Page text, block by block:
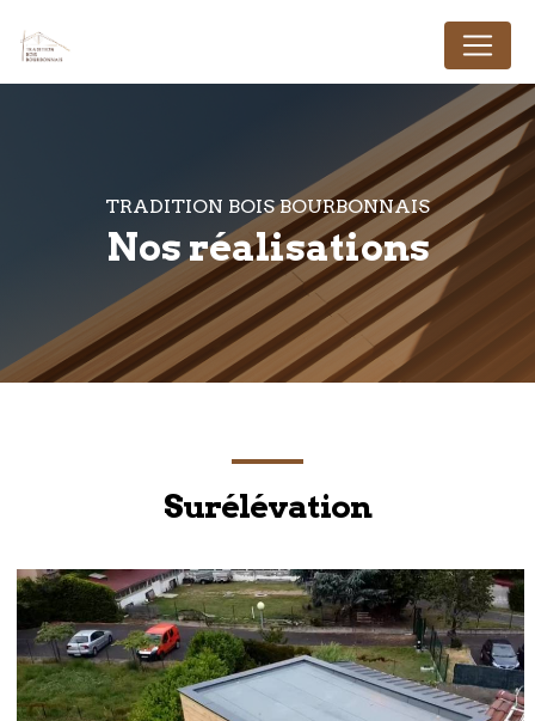
TRADITION BOIS BOURBONNAIS
Nos réalisations
Surélévation